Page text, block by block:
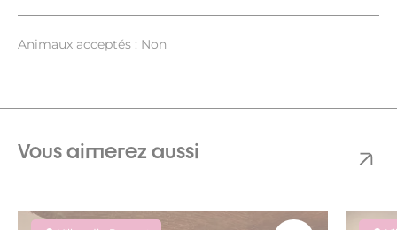
Animaux acceptés : Non
Vous aimerez aussi